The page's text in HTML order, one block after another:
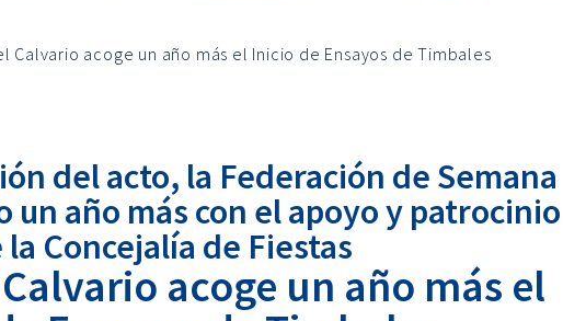
Calvario acoge un año más el Inicio de Ensayos de Timbales
del acto, la Federación de Semana
un año más con el apoyo y patrocinio
la Concejalía de Fiestas
acoge un año más el